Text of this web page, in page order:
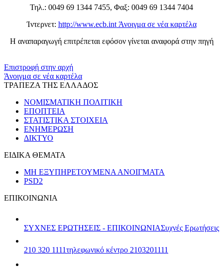
Τηλ.: 0049 69 1344 7455, Φαξ: 0049 69 1344 7404
Ίντερνετ: http://www.ecb.intΆνοιγμα σε νέα καρτέλα
Η αναπαραγωγή επιτρέπεται εφόσον γίνεται αναφορά στην πηγή
Επιστροφή στην αρχή
Άνοιγμα σε νέα καρτέλα
ΤΡΑΠΕΖΑ ΤΗΣ ΕΛΛΑΔΟΣ
ΝΟΜΙΣΜΑΤΙΚΗ ΠΟΛΙΤΙΚΗ
ΕΠΟΠΤΕΙΑ
ΣΤΑΤΙΣΤΙΚΑ ΣΤΟΙΧΕΙΑ
ΕΝΗΜΕΡΩΣΗ
ΔΙΚΤΥΟ
ΕΙΔΙΚΑ ΘΕΜΑΤΑ
ΜΗ ΕΞΥΠΗΡΕΤΟΥΜΕΝΑ ΑΝΟΙΓΜΑΤΑ
PSD2
ΕΠΙΚΟΙΝΩΝΙΑ
ΣΥΧΝΕΣ ΕΡΩΤΗΣΕΙΣ - ΕΠΙΚΟΙΝΩΝΙΑΣυχνές Ερωτήσεις
210 320 1111τηλεφωνικό κέντρο 2103201111